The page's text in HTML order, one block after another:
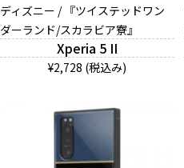
ディズニー / 『ツイステッドワン
ダーランド/スカラビア寮』
Xperia 5 II
¥2,728 (税込み)